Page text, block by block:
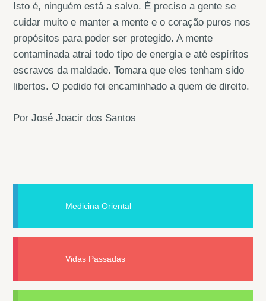
Isto é, ninguém está a salvo. É preciso a gente se
cuidar muito e manter a mente e o coração puros nos
propósitos para poder ser protegido. A mente
contaminada atrai todo tipo de energia e até espíritos
escravos da maldade. Tomara que eles tenham sido
libertos. O pedido foi encaminhado a quem de direito.
Por José Joacir dos Santos
Medicina Oriental
Vidas Passadas